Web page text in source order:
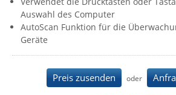
Icron
IEC Lock
Kramer Electronics
Auswahl des Computer
AutoScan Funktion für die
Geräte
Preis zusenden oder